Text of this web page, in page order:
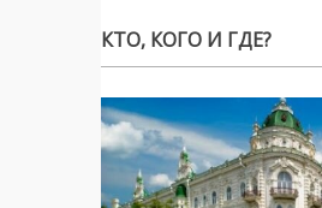
КТО, КОГО И ГДЕ?